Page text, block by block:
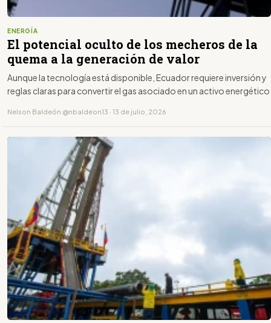
ENERGÍA
El potencial oculto de los mecheros de la
quema a la generación de valor
Aunque la tecnología está disponible, Ecuador requiere inversión y
reglas claras para convertir el gas asociado en un activo energético
Nelson Baldeón @nbaldeon13 · 13 de julio, 2026